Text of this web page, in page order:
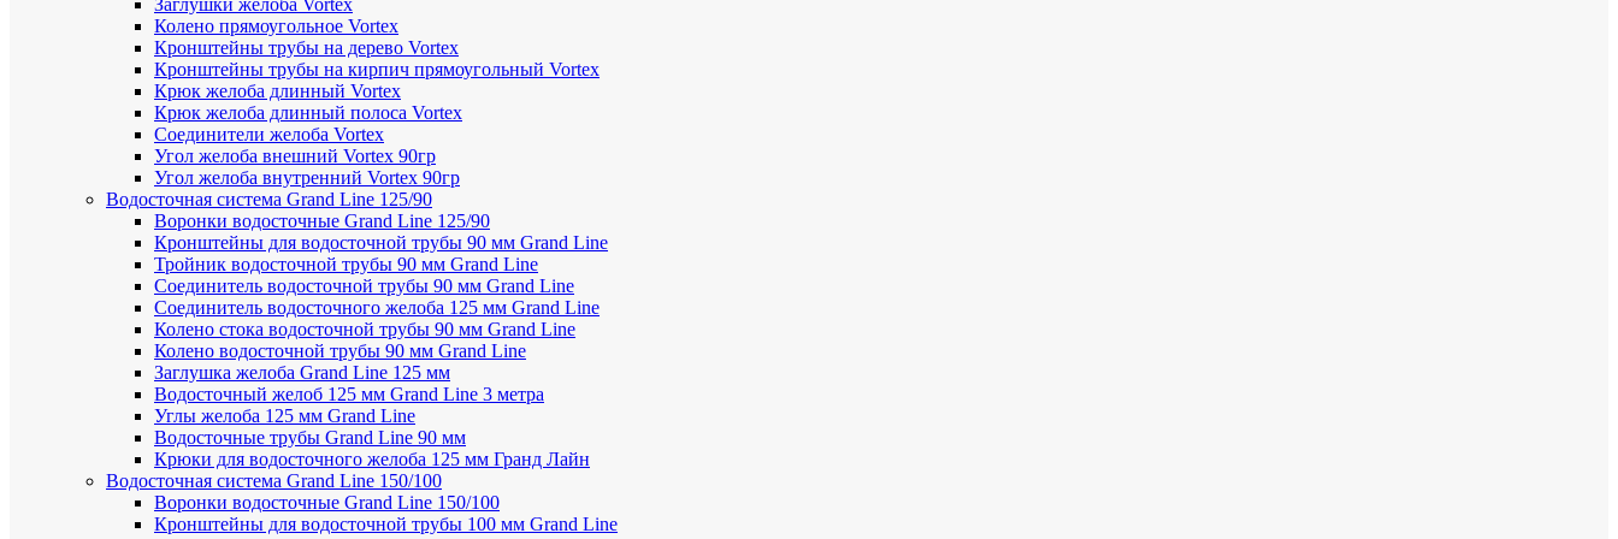
Заглушки желоба Vortex
Колено прямоугольное Vortex
Кронштейны трубы на дерево Vortex
Кронштейны трубы на кирпич прямоугольный Vortex
Крюк желоба длинный Vortex
Крюк желоба длинный полоса Vortex
Соединители желоба Vortex
Угол желоба внешний Vortex 90гр
Угол желоба внутренний Vortex 90гр
Водосточная система Grand Line 125/90
Воронки водосточные Grand Line 125/90
Кронштейны для водосточной трубы 90 мм Grand Line
Тройник водосточной трубы 90 мм Grand Line
Соединитель водосточной трубы 90 мм Grand Line
Соединитель водосточного желоба 125 мм Grand Line
Колено стока водосточной трубы 90 мм Grand Line
Колено водосточной трубы 90 мм Grand Line
Заглушка желоба Grand Line 125 мм
Водосточный желоб 125 мм Grand Line 3 метра
Углы желоба 125 мм Grand Line
Водосточные трубы Grand Line 90 мм
Крюки для водосточного желоба 125 мм Гранд Лайн
Водосточная система Grand Line 150/100
Воронки водосточные Grand Line 150/100
Кронштейны для водосточной трубы 100 мм Grand Line